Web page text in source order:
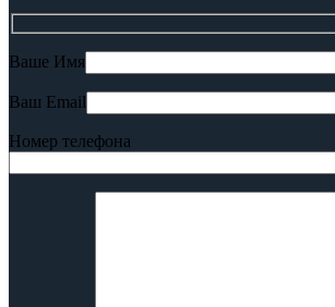
Ваше Имя
Ваш Email
Номер телефона